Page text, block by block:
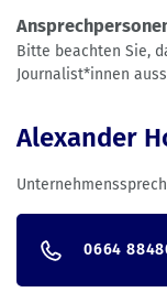
Bitte beachten Sie,
Journalist*innen
Alexander
0664